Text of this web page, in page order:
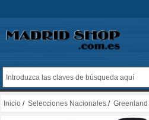
Inicio / Selecciones Nacionales / Greenland